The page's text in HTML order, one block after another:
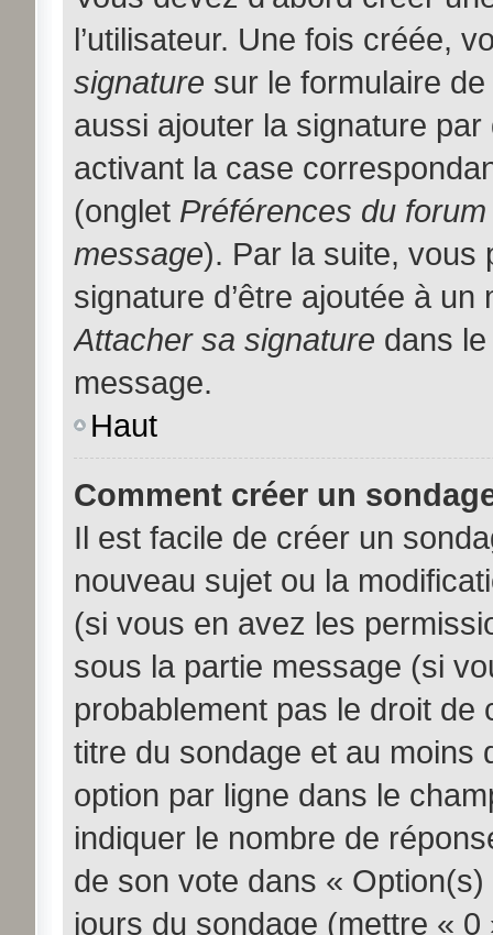
l’utilisateur. Une fois créée,
signature sur le formulaire
aussi ajouter la signature
activant la case
(onglet Préférences du
message). Par la suite, vous
signature d’être ajoutée à
Attacher sa signature dans
message.
Haut
Comment créer un
Il est facile de créer un
nouveau sujet ou la
(si vous en avez les
sous la partie message (si
probablement pas le droit
titre du sondage et au moins
option par ligne dans le
indiquer le nombre de
de son vote dans «
jours du sondage (mettre «